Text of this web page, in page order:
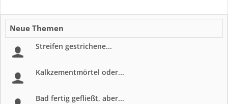
Neue Themen
Streifen gestrichene...
Kalkzementmörtel oder...
Bad fertig gefließt, aber...